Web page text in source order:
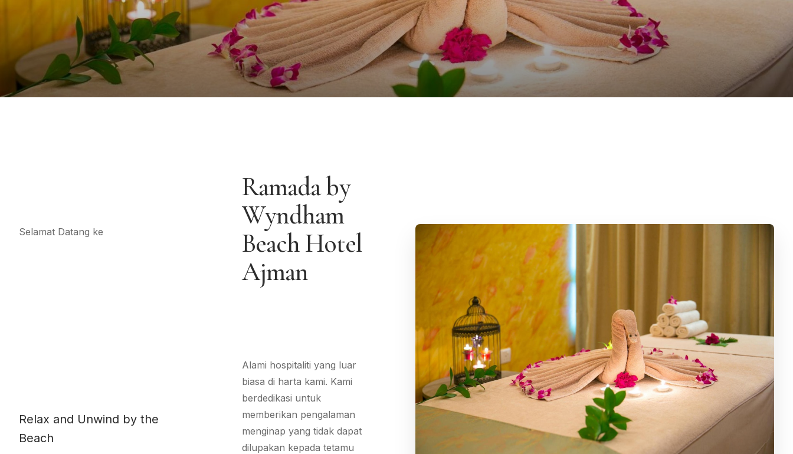
Selamat Datang ke
Ramada by
Wyndham
Beach Hotel
Ajman
Relax and Unwind by the
Beach
Alami hospitaliti yang luar
biasa di harta kami. Kami
berdedikasi untuk
memberikan pengalaman
menginap yang tidak dapat
dilupakan kepada tetamu